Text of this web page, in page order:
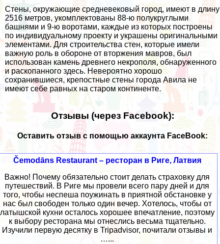
Стены, окружающие средневековый город, имеют в длину
2516 метров, укомплектованы 88-ю полукруглыми
башнями и 9-ю воротами, каждые из которых построены
по индивидуальному проекту и украшены оригинальными
элементами. Для строительства стен, которые имели
важную роль в обороне от вторжения мавров, был
использован камень древнего некрополя, обнаруженного
и раскопанного здесь. Невероятно хорошо
сохранившиеся, крепостные стены города Авила не
имеют себе равных на старом континенте.
Отзывы (через Facebook):
Оставить отзыв с помощью аккаунта FaceBook:
Čemodāns Restaurant – ресторан в Риге, Латвия
Важно! Почему обязательно стоит делать страховку для
путешествий. В Риге мы провели всего пару дней и для
того, чтобы неспеша поужинать в приятной обстановке у
нас был свободен только один вечер. Хотелось, чтобы от
латышской кухни осталось хорошее впечатление, поэтому
к выбору ресторана мы отнеслись весьма тщательно.
Изучили первую десятку в Tripadvisor, почитали отзывы и
…...